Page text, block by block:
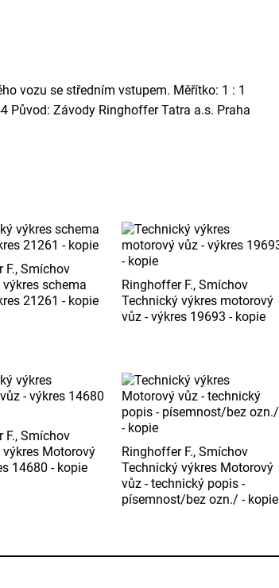
vozu se středním vstupem. Měřítko: 1 : 1
Původ: Závody Ringhoffer Tatra a.s. Praha
F., Smíchov
schema
21261 - kopie
Ringhoffer F., Smíchov
Technický výkres motorový
vůz - výkres 19693 - kopie
F., Smíchov
výkres Motorový
14680 - kopie
Ringhoffer F., Smíchov
Technický výkres Motorový
vůz - technický popis -
písemnost/bez ozn./ - kopie